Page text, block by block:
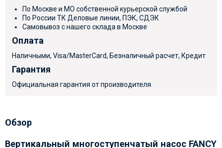
По Москве и МО собственной курьерской службой
По России ТК Деловые линии, ПЭК, СДЭК
Самовывоз с нашего склада в Москве
Оплата
Наличными, Visa/MasterCard, Безналичный расчет, Кредит
Гарантия
Официальная гарантия от производителя
Обзор
Вертикальный многоступенчатый насос FANCY